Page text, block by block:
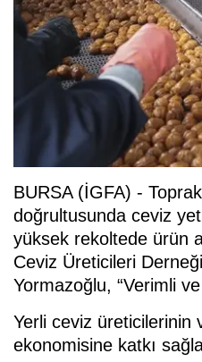
BURSA (İGFA) -
doğrultusunda ceviz
yüksek rekoltede ürün
Ceviz Üreticileri
Yormazoğlu, “Verimli
Yerli ceviz üreticilerinin
ekonomisine katkı